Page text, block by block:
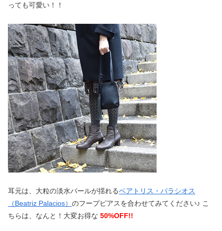
っても可愛い！！
耳元は、大粒の淡水パールが揺れるベアトリス・パラシオス
（Beatriz Palacios） のフープピアスを合わせてみてください♪ こ
ちらは、なんと！大変お得な 50%OFF!!